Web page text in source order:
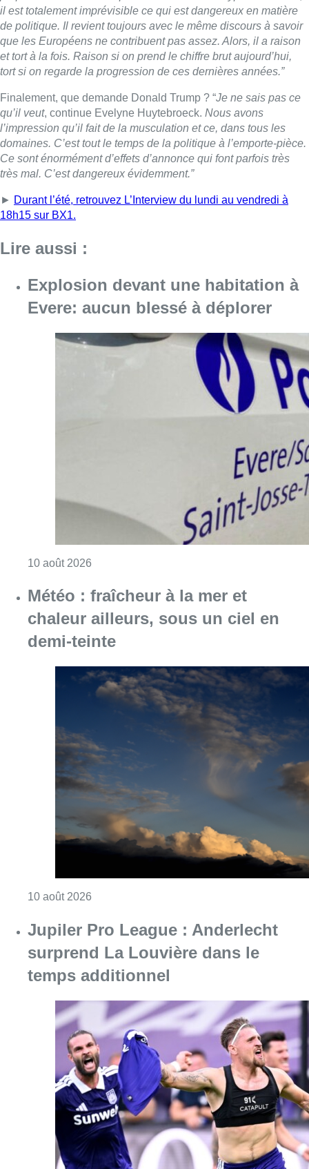
►Durant l’été, retrouvez L’Interview du lundi au vendredi à
18h15 sur BX1.
Lire aussi :
Explosion devant une habitation à
Evere: aucun blessé à déplorer
Consulter l'article "Explosion devant une
Météo : fraîcheur à la mer et
Consulter l'article "Météo : fraîcheur à la
Jupiler Pro League : Anderlecht
surprend La Louvière dans le
temps additionnel
10 août 2026Consulter l'article "Jupiler Pro League :
Chaleur : 95% des maisons de
repos et hôpitaux doivent être
rénovés, selon Embuild